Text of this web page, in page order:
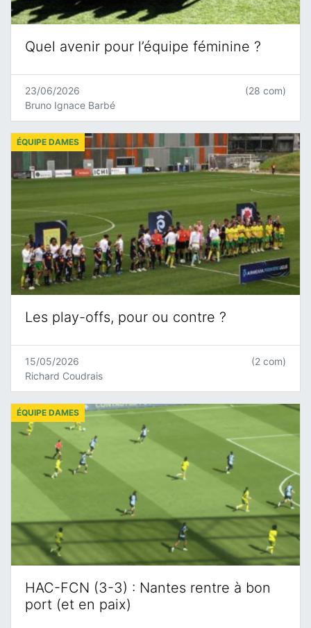
Quel avenir pour l’équipe féminine ?
23/06/2026
Bruno Ignace Barbé
(28 com)
Les play-offs, pour ou contre ?
ÉQUIPE DAMES
15/05/2026
Richard Coudrais
(2 com)
HAC-FCN (3-3) : Nantes rentre à bon
port (et en paix)
ÉQUIPE DAMES